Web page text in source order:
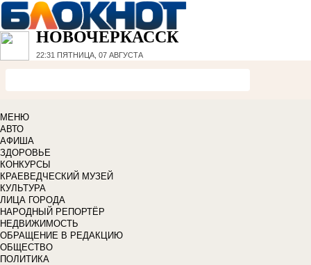
НОВОЧЕРКАССК
22:31 ПЯТНИЦА, 07 АВГУСТА
МЕНЮ
АВТО
АФИША
ЗДОРОВЬЕ
КОНКУРСЫ
КРАЕВЕДЧЕСКИЙ МУЗЕЙ
КУЛЬТУРА
ЛИЦА ГОРОДА
НАРОДНЫЙ РЕПОРТЁР
НЕДВИЖИМОСТЬ
ОБРАЩЕНИЕ В РЕДАКЦИЮ
ОБЩЕСТВО
ПОЛИТИКА